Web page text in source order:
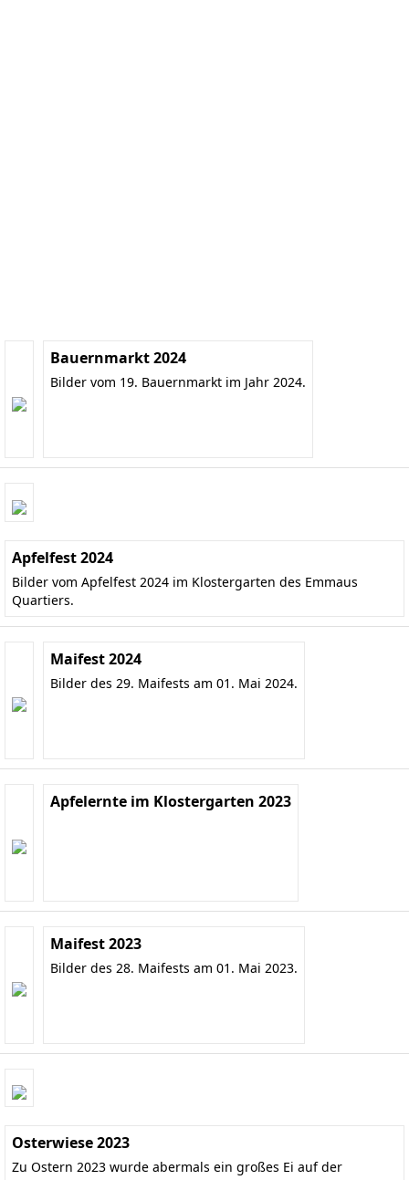
Bauernmarkt 2024
Bilder vom 19. Bauernmarkt im Jahr 2024.
Apfelfest 2024
Bilder vom Apfelfest 2024 im Klostergarten des Emmaus
Quartiers.
Maifest 2024
Bilder des 29. Maifests am 01. Mai 2024.
Apfelernte im Klostergarten 2023
Maifest 2023
Bilder des 28. Maifests am 01. Mai 2023.
Osterwiese 2023
Zu Ostern 2023 wurde abermals ein großes Ei auf der